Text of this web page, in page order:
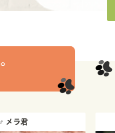
♀トリコちゃん